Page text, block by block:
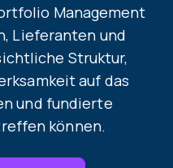
Management
Lieferanten und
Struktur,
auf das
und fundierte
können.